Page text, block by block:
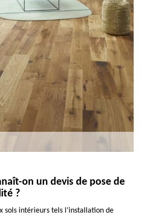
on un devis de pose de
?
sols intérieurs tels l’installation de